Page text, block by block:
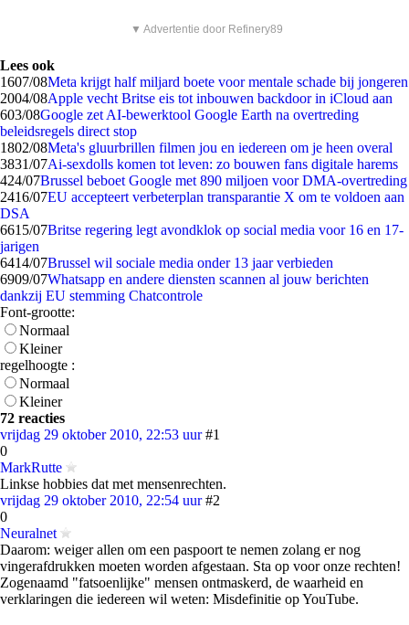
▼ Advertentie door Refinery89
Lees ook
1607/08Meta krijgt half miljard boete voor mentale schade bij jongeren
2004/08Apple vecht Britse eis tot inbouwen backdoor in iCloud aan
603/08Google zet AI-bewerktool Google Earth na overtreding
beleidsregels direct stop
1802/08Meta's gluurbrillen filmen jou en iedereen om je heen overal
3831/07Ai-sexdolls komen tot leven: zo bouwen fans digitale harems
424/07Brussel beboet Google met 890 miljoen voor DMA-overtreding
2416/07EU accepteert verbeterplan transparantie X om te voldoen aan
DSA
6615/07Britse regering legt avondklok op social media voor 16 en 17-
jarigen
6414/07Brussel wil sociale media onder 13 jaar verbieden
6909/07Whatsapp en andere diensten scannen al jouw berichten
dankzij EU stemming Chatcontrole
Font-grootte:
Normaal
Kleiner
regelhoogte :
Normaal
Kleiner
72 reacties
vrijdag 29 oktober 2010, 22:53 uur #1
0
MarkRutte
Linkse hobbies dat met mensenrechten.
vrijdag 29 oktober 2010, 22:54 uur #2
0
Neuralnet
Daarom: weiger allen om een paspoort te nemen zolang er nog
vingerafdrukken moeten worden afgestaan. Sta op voor onze rechten!
Zogenaamd "fatsoenlijke" mensen ontmaskerd, de waarheid en
verklaringen die iedereen wil weten: Misdefinitie op YouTube.